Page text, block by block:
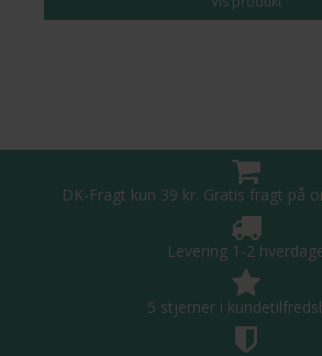
DK-Fragt kun 39 kr. Gratis fragt på
Levering 1-2
5 stjerner i